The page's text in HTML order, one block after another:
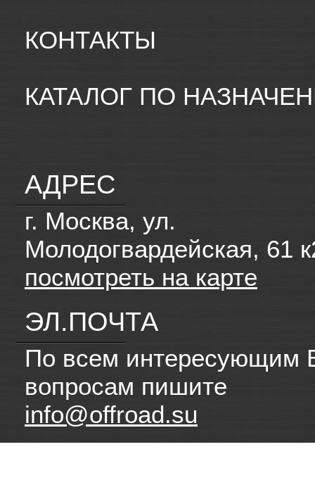
КОНТАКТЫ
КАТАЛОГ ПО
АДРЕС
г. Москва, ул.
Молодогвардейская, 61
посмотреть на карте
ЭЛ.ПОЧТА
По всем интересующим
вопросам пишите
info@offroad.su